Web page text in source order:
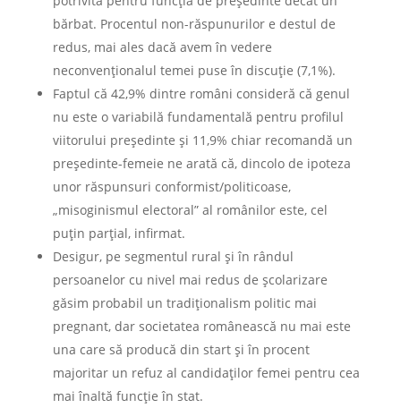
bărbat. Procentul non-răspunurilor e destul de
redus, mai ales dacă avem în vedere
neconvenţionalul temei puse în discuţie (7,1%).
Faptul că 42,9% dintre români consideră că genul
nu este o variabilă fundamentală pentru profilul
viitorului preşedinte şi 11,9% chiar recomandă un
preşedinte-femeie ne arată că, dincolo de ipoteza
unor răspunsuri conformist/politicoase,
„misoginismul electoral” al românilor este, cel
puţin parţial, infirmat.
Desigur, pe segmentul rural şi în rândul
persoanelor cu nivel mai redus de şcolarizare
găsim probabil un tradiţionalism politic mai
pregnant, dar societatea românească nu mai este
una care să producă din start şi în procent
majoritar un refuz al candidaţilor femei pentru cea
mai înaltă funcţie în stat.